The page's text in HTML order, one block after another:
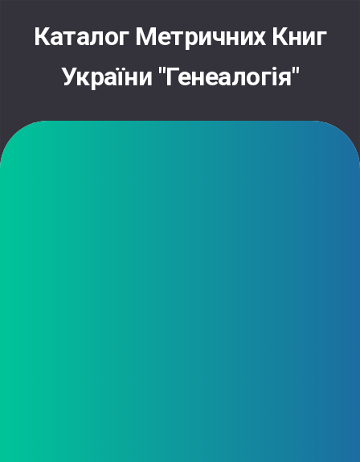
contentКаталог Метричних Книг
України "Генеалогія"